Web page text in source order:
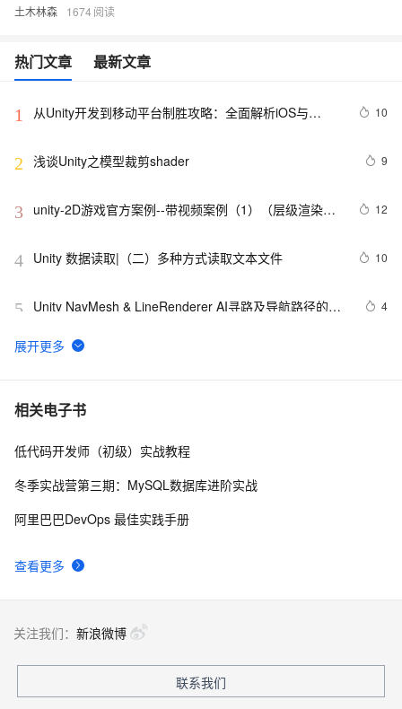
土木林森 1674
热门文章 最新文章
1
从Unity开发到移动平台制胜攻略：全面解析iOS与
打造爆款手游不是梦——性能优化、广告集成与内购设
10
2 浅谈Unity之模型裁剪shader 9
3
unity-2D游戏官方案例--带视频案例（1）（层级渲染，
12
4 Unity 数据读取|（二）多种方式读取文本文件 10
5
Unity NavMesh & LineRenderer AI寻路及导航路径的绘
4
6 [Unity3d]脚本相互调用以及控制
7 透视与正交之外的奇妙视界：深入解析Unity游戏开发中
秘与技巧
8 构建ASP.NET MVC4+EF5+EasyUI+Unity2.x注入的后台
制
相关电子书
查看更多
低代码开发师（初级）实战教程
冬季实战营第三期：MySQL数据库进阶实战
阿里巴巴DevOps 最佳实践手册
关注我们： 新浪微博
联系我们